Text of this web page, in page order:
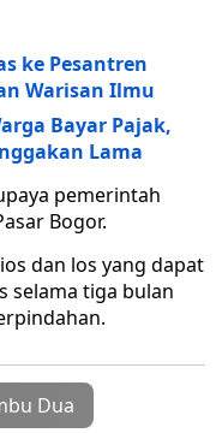
ke Pesantren
Warisan Ilmu
Bayar Pajak,
Lama
pemerintah
Bogor.
dan los yang dapat
selama tiga bulan
Dua